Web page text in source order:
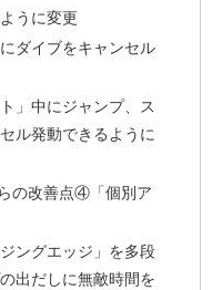
うに変更
ダイブをキャンセル
」中にジャンプ、ス
ル発動できるように
の改善点④「個別ア
ングエッジ」を多段
出だしに無敵時間を